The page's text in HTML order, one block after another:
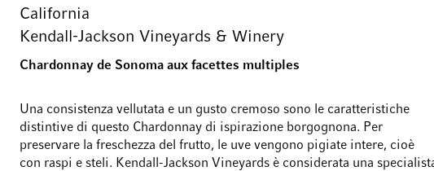
California
Kendall-Jackson Vineyards & Winery
Chardonnay de Sonoma aux facettes multiples
Una consistenza vellutata e un gusto cremoso sono le caratteristiche
distintive di questo Chardonnay di ispirazione borgognona. Per
preservare la freschezza del frutto, le uve vengono pigiate intere, cioè
con raspi e steli. Kendall-Jackson Vineyards è considerata una